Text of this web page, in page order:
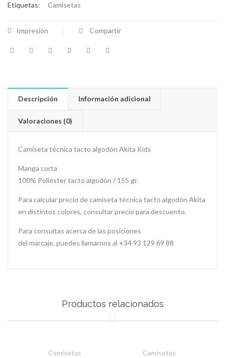
Etiquetas: Camisetas
Impresión Compartir
Descripción Información adicional
Valoraciones (0)
Camiseta técnica tacto algodón Akita Kids
Manga corta
100% Poliéster tacto algodón / 155 gr.
Para calcular precio de camiseta técnica tacto algodón Akita
en distintos colores, consultar precio para descuento.
Para consultas acerca de las posiciones
del marcaje, puedes llamarnos al +34 93 129 69 88
Productos relacionados
Camisetas
Camisetas